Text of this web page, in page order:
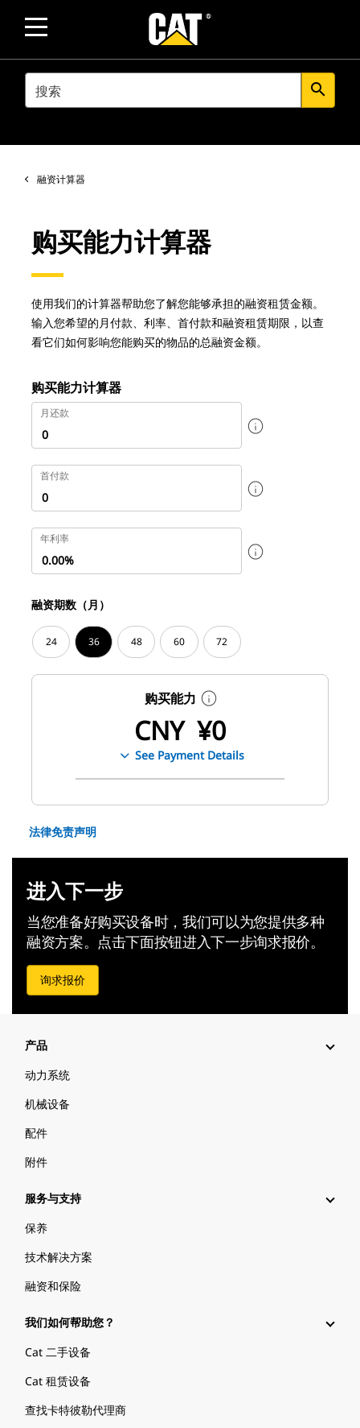
SEARCH search
融资计算器
购买能力计算器
使用我们的计算器帮助您了解您能够承担的融资租赁金额。
输入您希望的月付款、利率、首付款和融资租赁期限，以查
看它们如何影响您能购买的物品的总融资金额。
购买能力计算器
月还款
首付款
年利率
融资期数（月）
24 36 48 60 72
购买能力
CNY ¥0
See Payment Details
法律免责声明
进入下一步
当您准备好购买设备时，我们可以为您提供多种
融资方案。点击下面按钮进入下一步询求报价。
询求报价
产品
动力系统
机械设备
配件
附件
服务与支持
保养
技术解决方案
融资和保险
我们如何帮助您？
Cat 二手设备
Cat 租赁设备
查找卡特彼勒代理商